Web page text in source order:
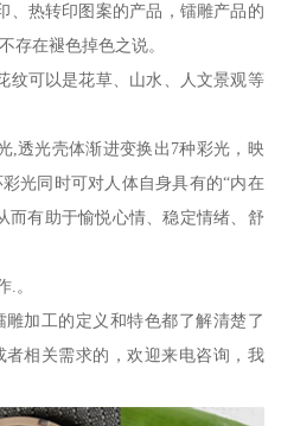
、热转印图案的产品，镭雕产品的
存在褪色掉色之说。
纹可以是花草、山水、人文景观等
,透光壳体渐进变换出7种彩光，映
光同时可对人体自身具有的“内在
而有助于愉悦心情、稳定情绪、舒
.。
加工的定义和特色都了解清楚了
相关需求的，欢迎来电咨询，我